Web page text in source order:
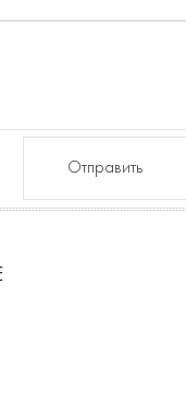
Отправить